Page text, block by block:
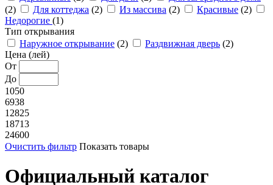
(2)
Для коттеджа (2) Из массива (2) Красивые (2)
Недорогие (1)
Тип открывания
Наружное открывание (2) Раздвижная дверь (2)
Цена (лей)
От
До
1050
6938
12825
18713
24600
Очистить фильтр Показать товары
Официальный каталог